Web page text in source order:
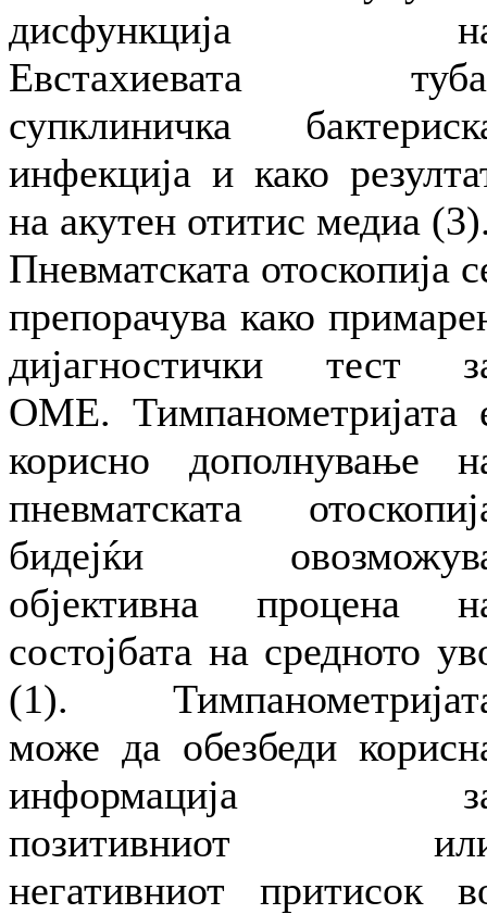
дисфункција
Евстахиевата
супклиничка
инфекција и како
на акутен отитис медиа
Пневматската отоскопија
препорачува како
дијагностички тест
ОМЕ. Тимпанометријата
корисно дополнување
пневматската
бидејќи
објективна процена
состојбата на средното
(1).
може да обезбеди
информација
позитивниот
негативниот притисок